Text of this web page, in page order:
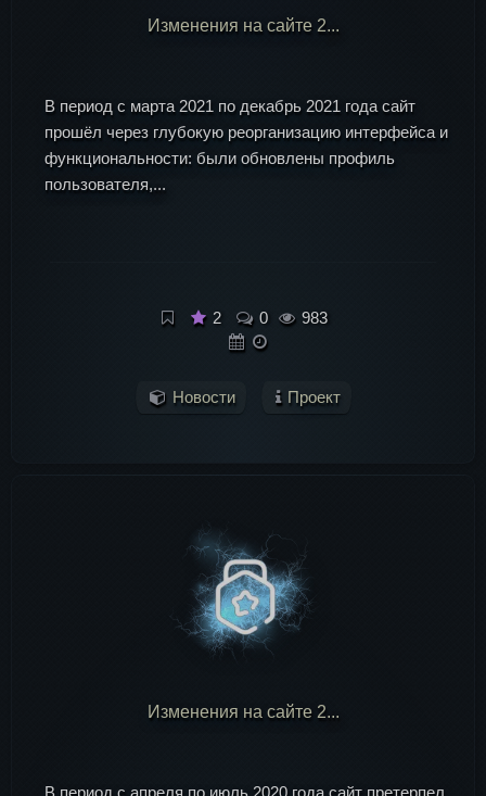
Изменения на сайте 2...
В период с марта 2021 по декабрь 2021 года сайт
прошёл через глубокую реорганизацию интерфейса и
функциональности: были обновлены профиль
пользователя,...
2 0 983
Новости Проект
Изменения на сайте 2...
В период с апреля по июль 2020 года сайт претерпел